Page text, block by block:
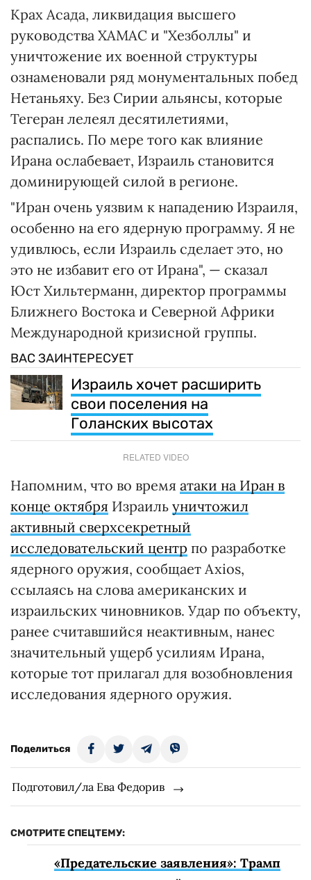
Крах Асада, ликвидация высшего
руководства ХАМАС и "Хезболлы" и
уничтожение их военной структуры
ознаменовали ряд монументальных побед
Нетаньяху. Без Сирии альянсы, которые
Тегеран лелеял десятилетиями,
распались. По мере того как влияние
Ирана ослабевает, Израиль становится
доминирующей силой в регионе.
"Иран очень уязвим к нападению Израиля,
особенно на его ядерную программу. Я не
удивлюсь, если Израиль сделает это, но
это не избавит его от Ирана", — сказал
Юст Хильтерманн, директор программы
Ближнего Востока и Северной Африки
Международной кризисной группы.
ВАС ЗАИНТЕРЕСУЕТ
Израиль хочет расширить
свои поселения на
Голанских высотах
RELATED VIDEO
Напомним, что во время атаки на Иран в
конце октября Израиль уничтожил
активный сверхсекретный
исследовательский центр по разработке
ядерного оружия, сообщает Axios,
ссылаясь на слова американских и
израильских чиновников. Удар по объекту,
ранее считавшийся неактивным, нанес
значительный ущерб усилиям Ирана,
которые тот прилагал для возобновления
исследования ядерного оружия.
Поделиться
Подготовил/ла Ева Федорив
СМОТРИТЕ СПЕЦТЕМУ:
«Предательские заявления»: Трамп